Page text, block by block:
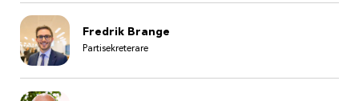
Fredrik Brange
Partisekreterare